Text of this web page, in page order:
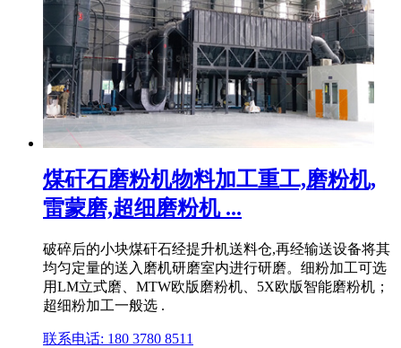
煤矸石磨粉机物料加工重工,磨粉机,
雷蒙磨,超细磨粉机 ...
破碎后的小块煤矸石经提升机送料仓,再经输送设备将其
均匀定量的送入磨机研磨室内进行研磨。细粉加工可选
用LM立式磨、MTW欧版磨粉机、5X欧版智能磨粉机；
超细粉加工一般选 .
联系电话: 180 3780 8511